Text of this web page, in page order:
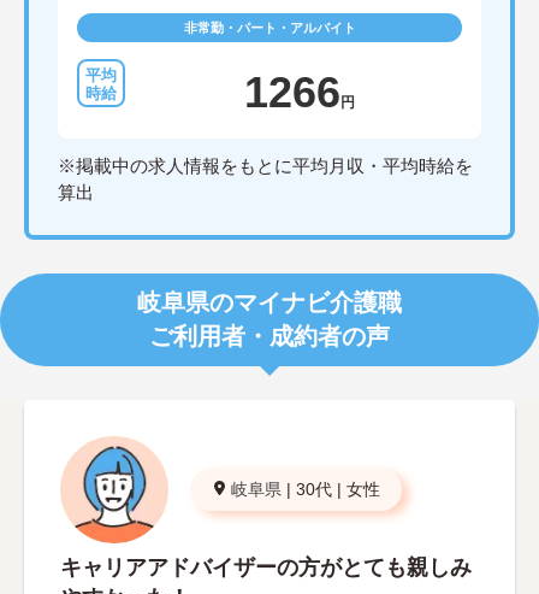
非常勤・パート・アルバイト
1266円
※掲載中の求人情報をもとに平均月収・平均時給を
算出
岐阜県のマイナビ介護職
ご利用者・成約者の声
岐阜県 | 30代 | 女性
キャリアアドバイザーの方がとても親しみ